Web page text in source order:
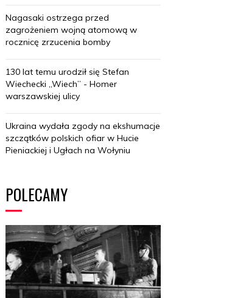
Nagasaki ostrzega przed
zagrożeniem wojną atomową w
rocznicę zrzucenia bomby
130 lat temu urodził się Stefan
Wiechecki „Wiech” - Homer
warszawskiej ulicy
Ukraina wydała zgody na ekshumacje
szczątków polskich ofiar w Hucie
Pieniackiej i Ugłach na Wołyniu
POLECAMY